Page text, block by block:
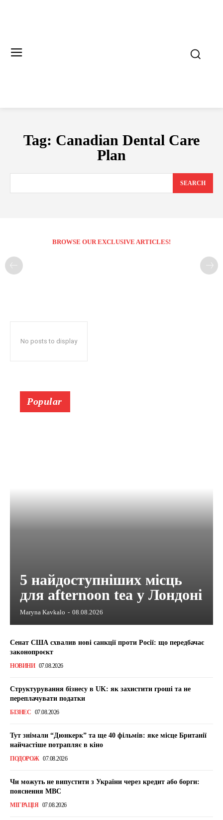
Tag: Canadian Dental Care
Plan
SEARCH
BROWSE OUR EXCLUSIVE ARTICLES!
No posts to display
Popular
5 найдоступніших місць
для afternoon tea у Лондоні
Maryna Kavkalo - 08.08.2026
Сенат США схвалив нові санкції проти Росії: що передбачає
законопроєкт
НОВИНИ 07.08.2026
Структурування бізнесу в UK: як захистити гроші та не
переплачувати податки
БІЗНЕС 07.08.2026
Тут знімали “Дюнкерк” та ще 40 фільмів: яке місце Британії
найчастіше потрапляє в кіно
ПОДОРОЖ 07.08.2026
Чи можуть не випустити з України через кредит або борги:
пояснення МВС
МІГРАЦІЯ 07.08.2026